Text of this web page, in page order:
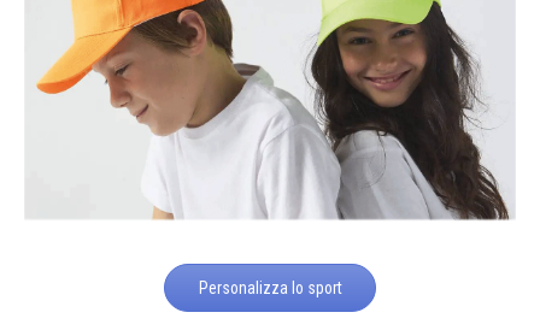
Personalizza lo sport